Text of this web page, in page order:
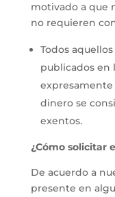
motivado a que
no requieren
Todos
publicados en
dinero se
exentos.
¿Cómo solicitar
De acuerdo a
presente en